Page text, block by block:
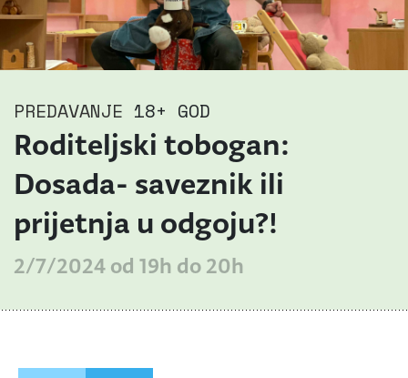
PREDAVANJE 18+ GOD
Roditeljski tobogan:
Dosada- saveznik ili
prijetnja u odgoju?!
2/7/2024 od 19h do 20h